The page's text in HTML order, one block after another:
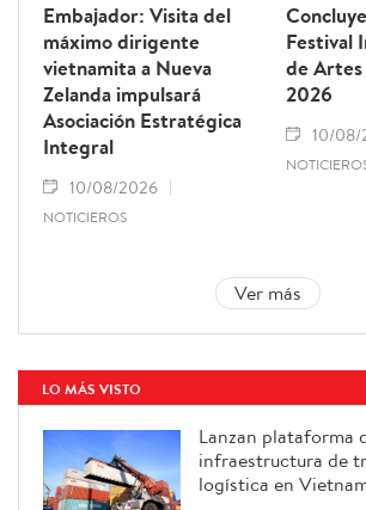
Embajador: Visita del
máximo dirigente
vietnamita a Nueva
Zelanda impulsará
Asociación Estratégica
Integral
10/08/2026
NOTICIEROS
Festival
de
2026
10/08/
Ver más
LO MÁS VISTO
Lanzan plataforma
infraestructura de
logística en